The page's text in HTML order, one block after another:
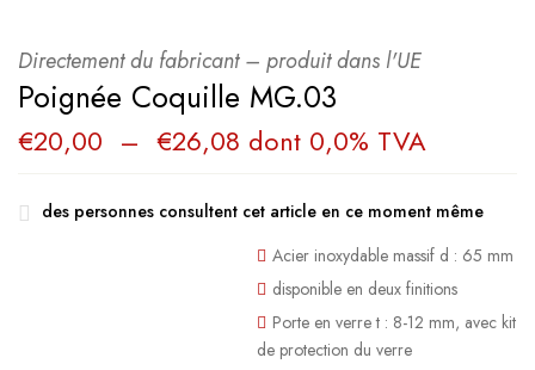
Directement du fabricant – produit dans l'UE
Poignée Coquille MG.03
€20,00 – €26,08 Plage
de
à
€26,08
dont 0,0% TVA
des personnes consultent cet article en ce moment même
Acier inoxydable massif d : 65 mm
disponible en deux finitions
Porte en verre t : 8-12 mm, avec kit
de protection du verre